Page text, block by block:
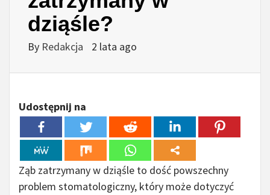
dziąśle?
By Redakcja 2 lata ago
Udostępnij na
Ząb zatrzymany w dziąśle to dość powszechny
problem stomatologiczny, który może dotyczyć